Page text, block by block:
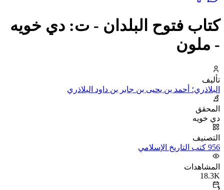
كتاب فتوح البلدان - ت: دي خويه
- ملون
تأليف
البلاذري؛ أحمد بن يحيى بن جابر بن داود البلاذري
المحقق
دي خويه
التصنيف
956 كتب التاريخ الإسلامي
المشاهدات
18.3K